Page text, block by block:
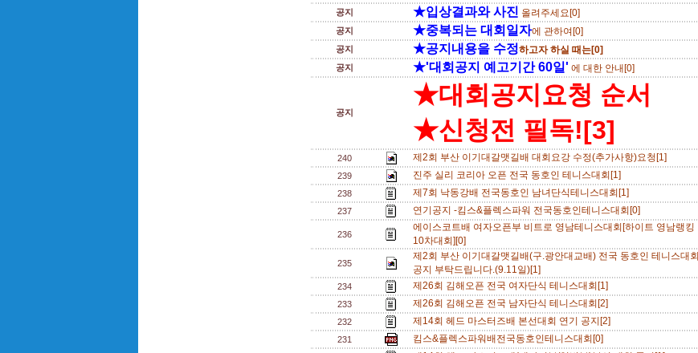
공지
★입상결과와 사진 올려주세요[0]
공지
★중복되는 대회일자에 관하여[0]
공지
★공지내용을 수정하고자 하실 때는[0]
공지
★'대회공지 예고기간 60일' 에 대한 안내[0]
공지
★대회공지요청 순서
★신청전 필독![3]
240 제2회 부산 이기대갈맷길배 대회요강 수정(추가사항)요청[1]
239
진주 실리 코리아 오픈 전국 동호인 테니스대회[1]
238
제7회 낙동강배 전국동호인 남녀단식테니스대회[1]
237
연기공지 -킴스&플렉스파워 전국동호인테니스대회[0]
236
에이스코트배 여자오픈부 비트로 영남테니스대회[하이트 영남랭킹
10차대회][0]
235
제2회 부산 이기대갈맷길배(구.광안대교배) 전국 동호인 테니스대회
공지 부탁드립니다.(9.11일)[1]
234 제26회 김해오픈 전국 여자단식 테니스대회[1]
233
제26회 김해오픈 전국 남자단식 테니스대회[2]
232
제14회 헤드 마스터즈배 본선대회 연기 공지[2]
231
킴스&플렉스파워배전국동호인테니스대회[0]